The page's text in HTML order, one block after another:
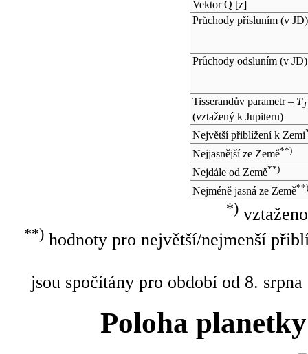
Vektor Q [z]
Průchody přísluním (v JD)
Průchody odsluním (v JD)
Tisserandův parametr – TJ
(vztažený k Jupiteru)
Největší přiblížení k Zemi
Nejjasnější ze Země**)
Nejdále od Země**)
Nejméně jasná ze Země**)
*)
**)hodnoty pro největší/nejmenší
jsou spočítány pro období od 8.
Poloha